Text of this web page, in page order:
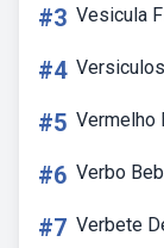
#3 Vesicula
#4
#5 Vermelho
#6 Verbo
#7 Verbete